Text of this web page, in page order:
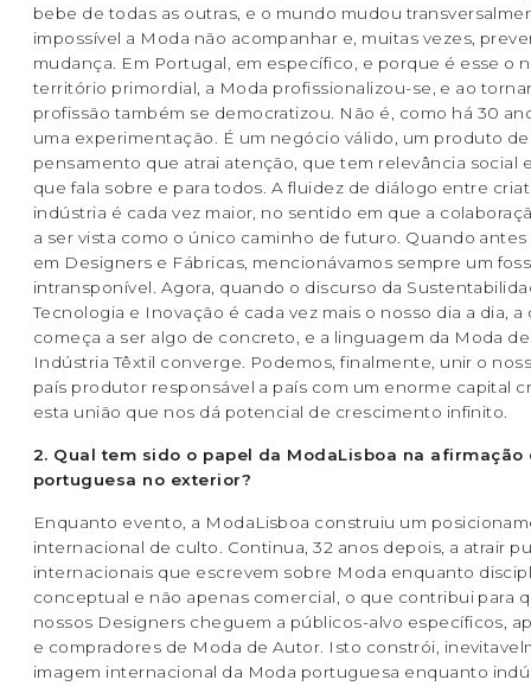
bebe de todas as outras, e o mundo mudou
impossível a Moda não acompanhar e, muitas vezes,
mudança. Em Portugal, em específico, e porque é esse o
território primordial, a Moda profissionalizou-se, e ao
profissão também se democratizou. Não é, como há 30
uma experimentação. É um negócio válido, um produto de
pensamento que atrai atenção, que tem relevância social
que fala sobre e para todos. A fluidez de diálogo entre
indústria é cada vez maior, no sentido em que a
a ser vista como o único caminho de futuro. Quando antes
em Designers e Fábricas, mencionávamos sempre um
intransponível. Agora, quando o discurso da
Tecnologia e Inovação é cada vez mais o nosso dia a dia,
começa a ser algo de concreto, e a linguagem da Moda
Indústria Têxtil converge. Podemos, finalmente, unir o
país produtor responsável a país com um enorme capital
esta união que nos dá potencial de crescimento infinito.
2. Qual tem sido o papel da ModaLisboa na afirmação
portuguesa no exterior?
Enquanto evento, a ModaLisboa construiu um
internacional de culto. Continua, 32 anos depois, a atrair
internacionais que escrevem sobre Moda enquanto
conceptual e não apenas comercial, o que contribui para
nossos Designers cheguem a públicos-alvo específicos,
e compradores de Moda de Autor. Isto constrói,
imagem internacional da Moda portuguesa enquanto